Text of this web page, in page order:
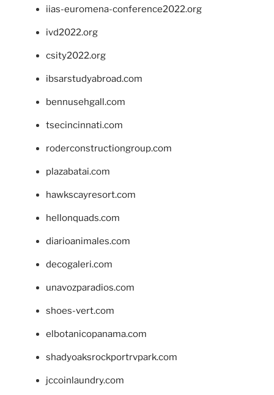
iias-euromena-conference2022.org
ivd2022.org
csity2022.org
ibsarstudyabroad.com
bennusehgall.com
tsecincinnati.com
roderconstructiongroup.com
plazabatai.com
hawkscayresort.com
hellonquads.com
diarioanimales.com
decogaleri.com
unavozparadios.com
shoes-vert.com
elbotanicopanama.com
shadyoaksrockportrvpark.com
jccoinlaundry.com